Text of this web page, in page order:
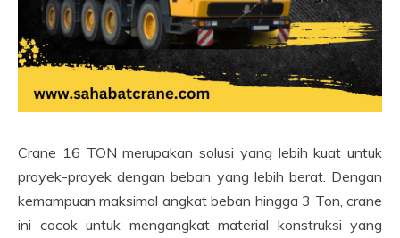
Crane 16 TON merupakan solusi yang lebih kuat untuk
proyek-proyek dengan beban yang lebih berat. Dengan
kemampuan maksimal angkat beban hingga 3 Ton, crane
ini cocok untuk mengangkat material konstruksi yang